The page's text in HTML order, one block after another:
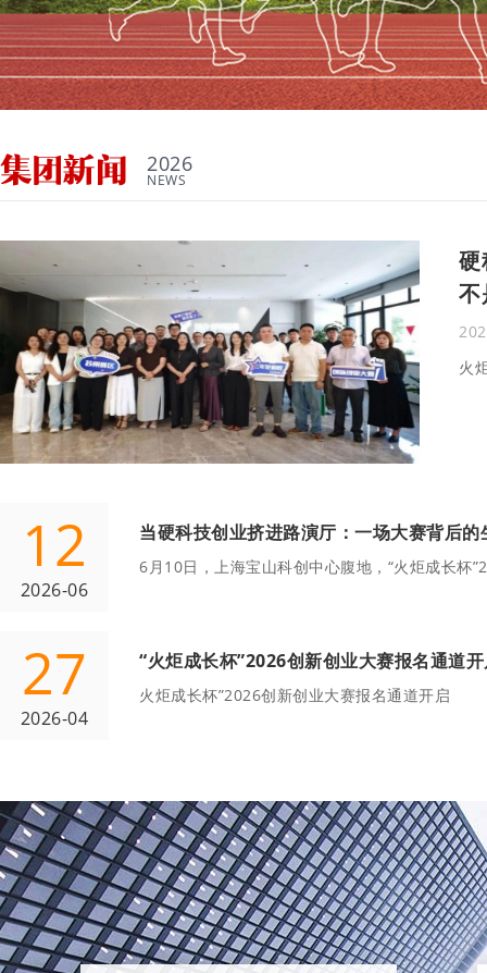
2026
NEWS
硬
不
火
12
2026-06
当硬科技创业挤进路演厅：一场大赛背后的
6月10日，上海宝山科创中心腹地，“火炬成长杯
27
2026-04
“火炬成长杯”2026创新创业大赛报名通道
火炬成长杯”2026创新创业大赛报名通道开启